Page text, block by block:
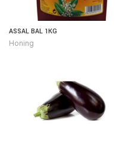
ASSAL BAL 1KG
Honing